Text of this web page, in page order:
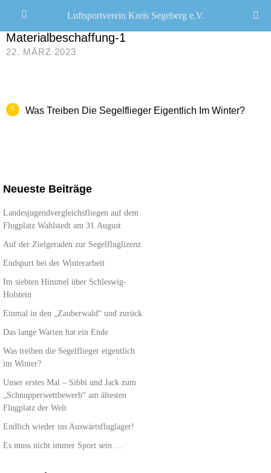
Materialbeschaffung-1
22. MÄRZ 2023
< Was Treiben Die Segelflieger Eigentlich Im Winter?
Neueste Beiträge
Landesjugendvergleichsfliegen auf dem
Flugplatz Wahlstedt am 31.August
Auf der Zielgeraden zur Segelfluglizenz
Endspurt bei der Winterarbeit
Im siebten Himmel über Schleswig-
Holstein
Einmal in den „Zauberwald“ und zurück
Das lange Warten hat ein Ende
Was treiben die Segelflieger eigentlich
im Winter?
Unser erstes Mal – Sibbi und Jack zum
„Schnupperwettbewerb“ am ältesten
Flugplatz der Welt
Endlich wieder ins Auswärtsfluglager!
Es muss nicht immer Sport sein …
Luftsportverein Kreis Segeberg e.V.